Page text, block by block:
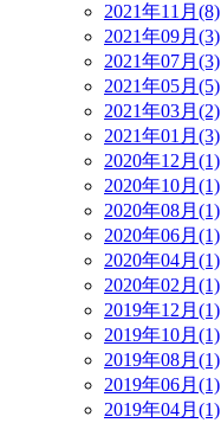
2021年11月(8)
2021年09月(3)
2021年07月(3)
2021年05月(5)
2021年03月(2)
2021年01月(3)
2020年12月(1)
2020年10月(1)
2020年08月(1)
2020年06月(1)
2020年04月(1)
2020年02月(1)
2019年12月(1)
2019年10月(1)
2019年08月(1)
2019年06月(1)
2019年04月(1)